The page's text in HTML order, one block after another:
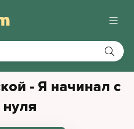
- Я начинал с
нуля